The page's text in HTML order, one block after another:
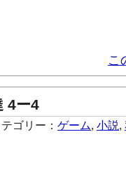
こ
4ー4
ゴリー： ゲーム, 小説,